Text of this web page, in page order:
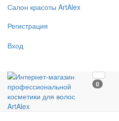
Салон красоты ArtAlex
Регистрация
Вход
0